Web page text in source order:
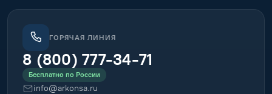
ГОРЯЧАЯ ЛИНИЯ
8 (800) 777-34-71
Бесплатно по России
info@arkonsa.ru